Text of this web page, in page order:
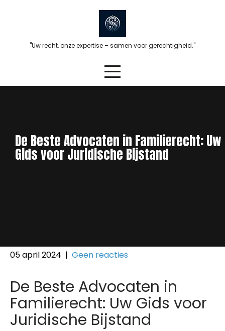
"Uw recht, onze expertise – samen voor gerechtigheid."
De Beste Advocaten in Familierecht: Uw
Gids voor Juridische Bijstand
05 april 2024 | Geen reacties
De Beste Advocaten in
Familierecht: Uw Gids voor
Juridische Bijstand